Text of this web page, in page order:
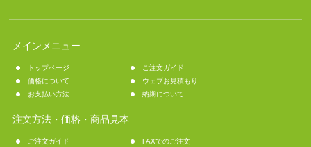
メインメニュー
トップページ
ご注文ガイド
価格について
ウェブお見積もり
お支払い方法
納期について
注文方法・価格・商品見本
ご注文ガイド
FAXでのご注文